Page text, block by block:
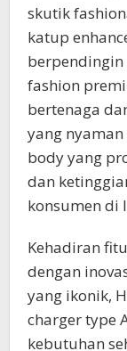
skutik
katup
fashion
bertenaga
yang
body yang
dan
konsumen di
Kehadiran
dengan
yang ikonik,
charger type
kebutuhan